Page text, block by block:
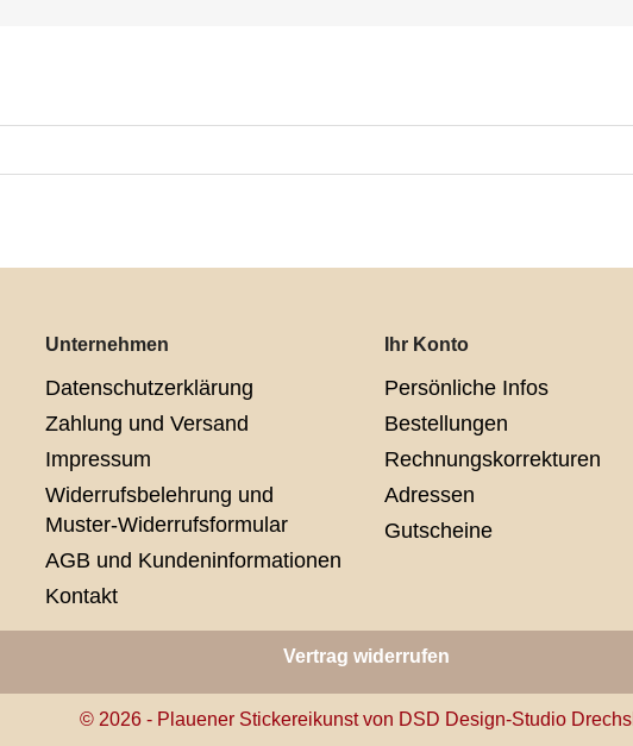
Unternehmen
Datenschutzerklärung
Zahlung und Versand
Impressum
Widerrufsbelehrung und
Muster-Widerrufsformular
AGB und Kundeninformationen
Kontakt
Ihr Konto
Persönliche Infos
Bestellungen
Rechnungskorrekturen
Adressen
Gutscheine
Vertrag widerrufen
© 2026 - Plauener Stickereikunst von DSD Design-Studio